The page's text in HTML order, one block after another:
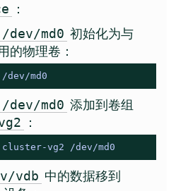
：
/dev/md0 初始化为与
的物理卷：
md0
/dev/md0 添加到卷组
：
cluster-vg2 /dev/md0
vdb 中的数据移到